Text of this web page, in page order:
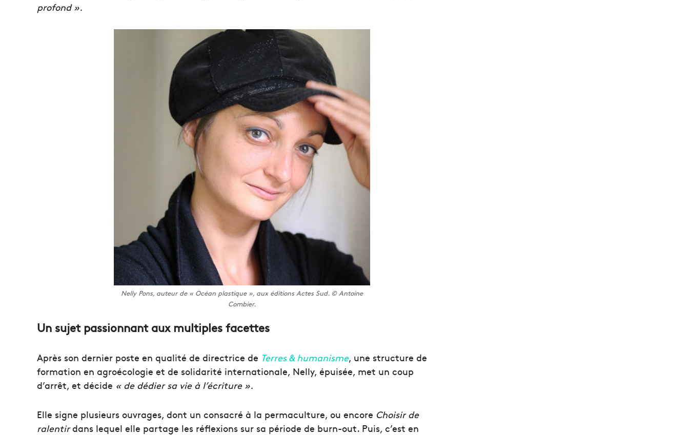
profond ».
Nelly Pons, auteur de « Océan plastique », aux éditions Actes Sud. © Antoine
Combier.
Un sujet passionnant aux multiples facettes
Après son dernier poste en qualité de directrice de Terres & humanisme, une structure de
formation en agroécologie et de solidarité internationale, Nelly, épuisée, met un coup
d’arrêt, et décide « de dédier sa vie à l’écriture ».
Elle signe plusieurs ouvrages, dont un consacré à la permaculture, ou encore Choisir de
ralentirdans lequel elle partage les réflexions sur sa période de burn-out. Puis, c’est en